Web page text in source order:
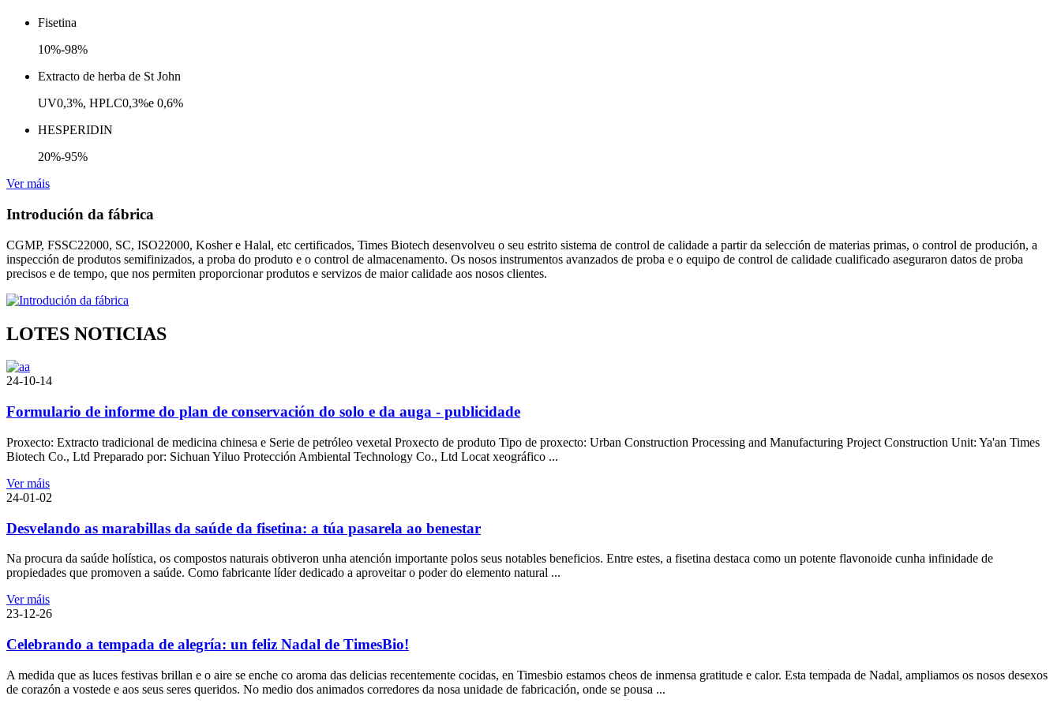
Fisetina
10%-98%
Extracto de herba de St John
UV0,3%, HPLC0,3%e 0,6%
HESPERIDIN
20%-95%
Ver máis
Introdución da fábrica
CGMP, FSSC22000, SC, ISO22000, Kosher e Halal, etc certificados, Times Biotech desenvolveu o seu estrito sistema de control de calidade a partir da selección de materias primas, o control de produción, a
inspección de produtos semifinizados, a proba do produto e o control de almacenamento. Os nosos instrumentos avanzados de proba e o equipo de control de calidade cualificado aseguraron datos de proba
precisos e de tempo, que nos permiten proporcionar produtos e servizos de maior calidade aos nosos clientes.
LOTES NOTICIAS
24-10-14
Formulario de informe do plan de conservación do solo e da auga - publicidade
Proxecto: Extracto tradicional de medicina chinesa e Serie de petróleo vexetal Proxecto de produto Tipo de proxecto: Urban Construction Processing and Manufacturing Project Construction Unit: Ya'an Times
Biotech Co., Ltd Preparado por: Sichuan Yiluo Protección Ambiental Technology Co., Ltd Locat xeográfico ...
Ver máis
24-01-02
Desvelando as marabillas da saúde da fisetina: a túa pasarela ao benestar
Na procura da saúde holística, os compostos naturais obtiveron unha atención importante polos seus notables beneficios. Entre estes, a fisetina destaca como un potente flavonoide cunha infinidade de
propiedades que promoven a saúde. Como fabricante líder dedicado a aproveitar o poder do elemento natural ...
Ver máis
23-12-26
Celebrando a tempada de alegría: un feliz Nadal de TimesBio!
A medida que as luces festivas brillan e o aire se enche co aroma das delicias recentemente cocidas, en Timesbio estamos cheos de inmensa gratitude e calor. Esta tempada de Nadal, ampliamos os nosos desexos
de corazón a vostede e aos seus seres queridos. No medio dos animados corredores da nosa unidade de fabricación, onde se pousa ...